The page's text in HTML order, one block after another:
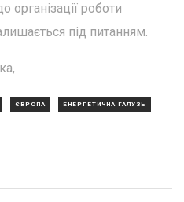
організації роботи
під питанням.
ЄВРОПА ЕНЕРГЕТИЧНА ГАЛУЗЬ